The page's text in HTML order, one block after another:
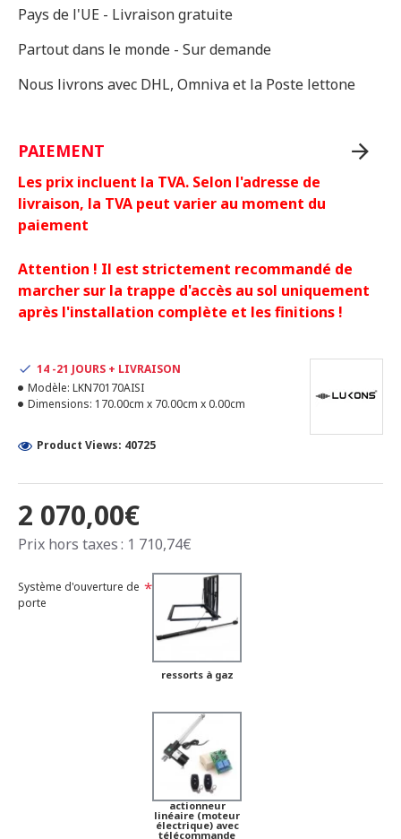
Pays de l'UE - Livraison gratuite
Partout dans le monde - Sur demande
Nous livrons avec DHL, Omniva et la Poste lettone
PAIEMENT
Les prix incluent la TVA. Selon l'adresse de
livraison, la TVA peut varier au moment du
paiement
Attention ! Il est strictement recommandé de
marcher sur la trappe d'accès au sol uniquement
après l'installation complète et les finitions !
2 070,00€
Prix hors taxes : 1 710,74€
14 -21 JOURS + LIVRAISON
Modèle: LKN70170AISI
Dimensions: 170.00cm x 70.00cm x 0.00cm
Product Views: 40725
Système d'ouverture de
porte
ressorts à gaz
actionneur
linéaire (moteur
électrique) avec
télécommande